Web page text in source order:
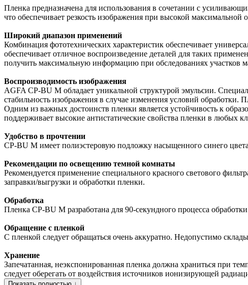
Пленка предназначена для использования в сочетании с
что обеспечивает резкость изображения при высокой максимальной
Широкий диапазон применений
Комбинация фототехнических характеристик обеспечивает
обеспечивает отличное воспроизведение деталей для таких
получить максимальную информацию при обследованиях участков
Воспроизводимость изображения
AGFA CP-BU M обладает уникальной структурой эмульсии.
стабильность изображения в случае изменения условий
Одним из важных достоинств пленки является устойчивость к
поддерживает высокие антистатические свойства пленки в любых
Удобство в прочтении
CP-BU M имеет полиэстеровую подложку насыщенного синего
Рекомендации по освещению темной комнаты
Рекомендуется применение специального красного светового
заправки/выгрузки и обработки пленки.
Обработка
Пленка CP-BU M разработана для 90-секундного процесса
Обращение с пленкой
С пленкой следует обращаться очень аккуратно. Недопустимо
Хранение
Запечатанная, неэкспонированная пленка должна храниться при
следует оберегать от воздействия источников ионизирующей